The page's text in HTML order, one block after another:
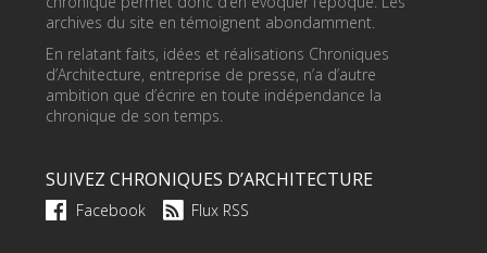
archives du site en témoignent abondamment.
En relatant faits, idées et réalisations Chroniques
d’Architecture, entreprise de presse, n’a d’autre
ambition que d’écrire en toute indépendance la
chronique de son temps.
SUIVEZ CHRONIQUES D’ARCHITECTURE
Facebook Flux RSS